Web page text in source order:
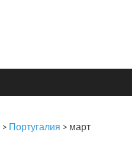
> Португалия > март